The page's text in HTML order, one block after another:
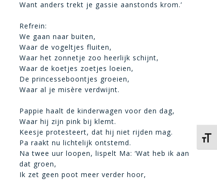
Want anders trekt je gassie aanstonds krom.’
Refrein:
We gaan naar buiten,
Waar de vogeltjes fluiten,
Waar het zonnetje zoo heerlijk schijnt,
Waar de koetjes zoetjes loeien,
De princesseboontjes groeien,
Waar al je misère verdwijnt.
Pappie haalt de kinderwagen voor den dag,
Waar hij zijn pink bij klemt.
Keesje protesteert, dat hij niet rijden mag.
Pa raakt nu lichtelijk ontstemd.
Na twee uur loopen, lispelt Ma: ‘Wat heb ik aan
dat groen,
Ik zet geen poot meer verder hoor,